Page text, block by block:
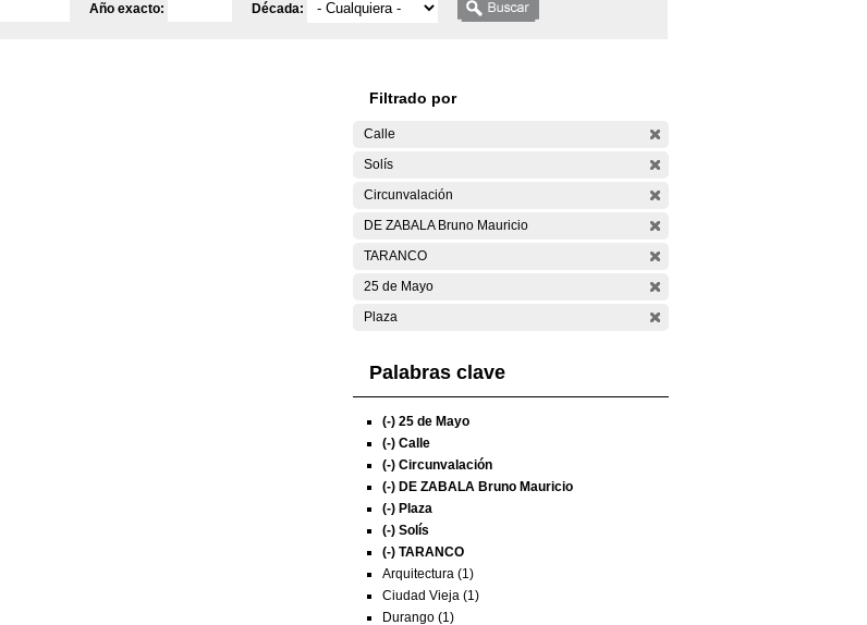
Año exacto: Década:
Filtrado por
Calle
Solís
Circunvalación
DE ZABALA Bruno Mauricio
TARANCO
25 de Mayo
Plaza
Palabras clave
(-) 25 de Mayo
(-) Calle
(-) Circunvalación
(-) DE ZABALA Bruno Mauricio
(-) Plaza
(-) Solís
(-) TARANCO
Arquitectura (1)
Ciudad Vieja (1)
Durango (1)